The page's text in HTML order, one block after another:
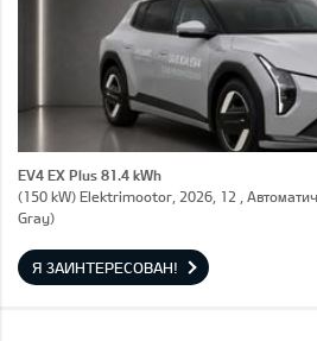
EV4 EX Plus 81.4 kWh
(150 kW) Elektrimootor, 2026, 12 ,
Gray)
Я ЗАИНТЕРЕСОВАН!